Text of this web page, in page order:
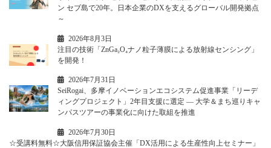
ン セブ島で20年。日本企業のDXを支えるグローバル開発拠点
～
2026年8月3日
注目の技術「ZnGa₂O₄ナノ粒子薄膜による放射線センシング」
を開発！
2026年7月31日
SeiRogai、多摩イノベーションエコシステム促進事業「リーデ
ィングプロジェクト」2年目支援に選定 ― 大学＆まち巡りキャ
ンパスツアーの事業化に向けた取組を推進
2026年7月30日
☆受講料無料☆大阪信用保証協会主催「DX活用による生産性向上セミナー」